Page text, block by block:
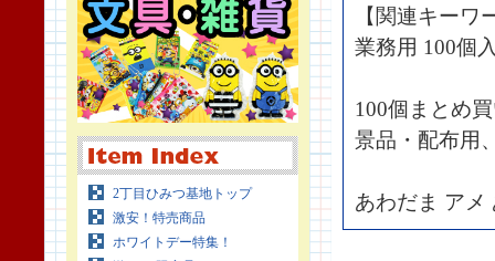
2丁目ひみつ基地トップ
激安！特売商品
ホワイトデー特集！
【関連キーワ
業務用 100個
100個まとめ
景品・配布用
あわだま アメ